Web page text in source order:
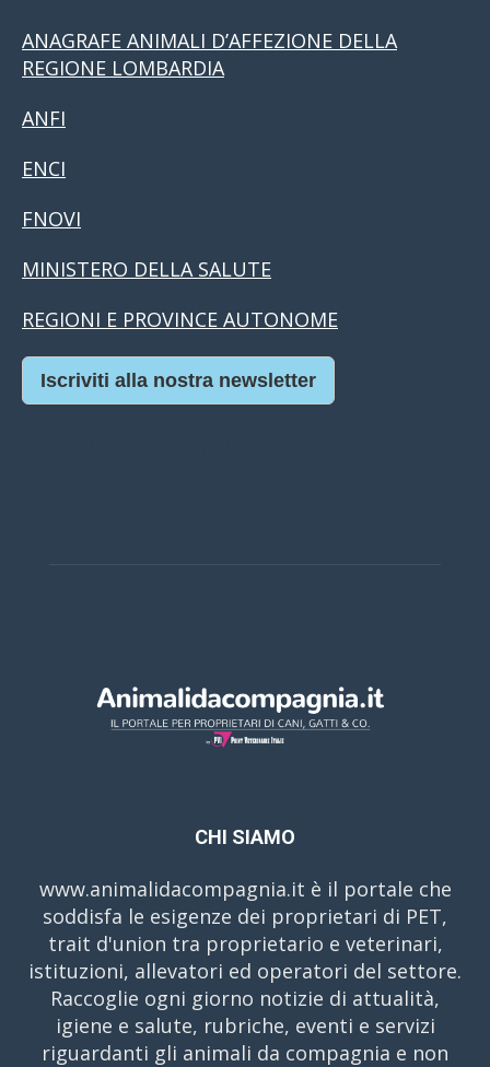
ANAGRAFE ANIMALI D’AFFEZIONE DELLA
REGIONE LOMBARDIA
ANFI
ENCI
FNOVI
MINISTERO DELLA SALUTE
REGIONI E PROVINCE AUTONOME
Iscriviti alla nostra newsletter
CHI SIAMO
www.animalidacompagnia.it è il portale che
soddisfa le esigenze dei proprietari di PET,
trait d'union tra proprietario e veterinari,
istituzioni, allevatori ed operatori del settore.
Raccoglie ogni giorno notizie di attualità,
igiene e salute, rubriche, eventi e servizi
riguardanti gli animali da compagnia e non